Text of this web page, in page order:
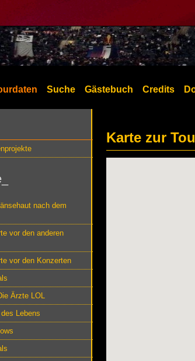
Suche Gästebuch Credits
nach dem
vor den anderen
vor den Konzerten
Ärzte LOL
Lebens
Karte zur